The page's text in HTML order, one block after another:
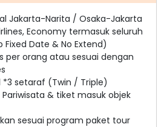
Jakarta-Narita / Osaka-Jakarta
Economy termasuk seluruh
Fixed Date & No Extend)
per orang atau sesuai dengan
*3 setaraf (Twin / Triple)
& tiket masuk objek
sesuai program paket tour